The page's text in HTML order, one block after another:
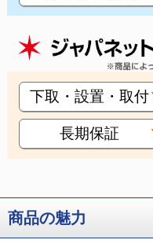
下取・設置・取付
長期保証
商品の魅力